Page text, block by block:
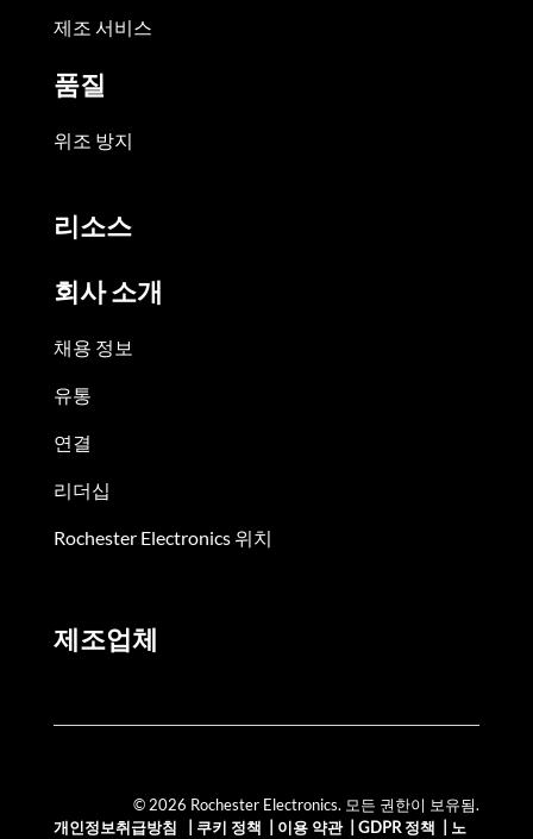
제조 서비스
품질
위조 방지
리소스
회사 소개
채용 정보
유통
연결
리더십
Rochester Electronics 위치
제조업체
© 2026 Rochester Electronics. 모든 권한이 보유됨.
개인정보취급방침
쿠키 정책 이용 약관| GDPR 정책
노